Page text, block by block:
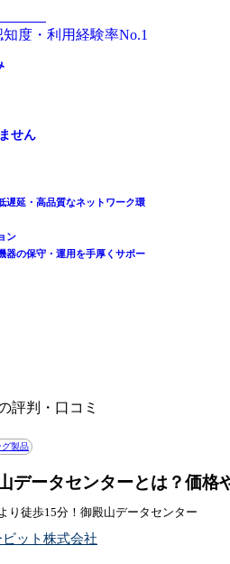
知度・利用経験率No.1
載
評判・口コミ
グ製品
データセンターとは？価格
り徒歩15分！御殿山データセンター
ット株式会社
お悩み解決
せん
までトータルサポート
ワークが可能に
コスト削減に効果絶大
せん
全性、可用性を担保する設計
アと共に災害リスクの低い地域
せん
底した万全のセキュリティ体
いDR/BCP対策に最適なエリア
異常対応・故障回復を実施
せん
遅延・高品質なネットワーク環
ン
器の保守・運用を手厚くサポー